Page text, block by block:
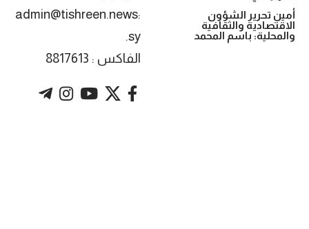
أمين تحرير الشؤون
الاقتصادية والثقافية
والمحلية: باسم المحمد
:admin@tishreen.news
.sy
الفاكس : 8817613